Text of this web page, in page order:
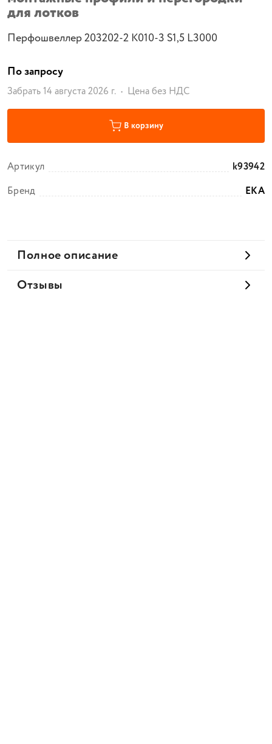
для лотков
Перфошвеллер 203202-2 К010-3 S1,5 L3000
По запросу
Забрать 14 августа 2026 г. Цена без НДС
В корзину
Артикул
k93942
Бренд
ЕКА
Полное описание
Отзывы